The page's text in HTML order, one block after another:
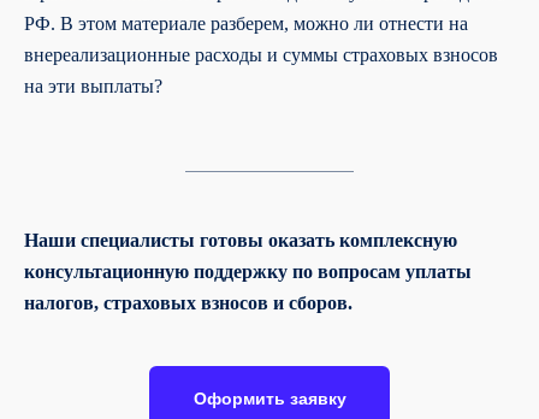
РФ. В этом материале разберем, можно ли отнести на
внереализационные расходы и суммы страховых взносов
на эти выплаты?
Наши специалисты готовы оказать комплексную
консультационную поддержку по вопросам уплаты
налогов, страховых взносов и сборов.
Оформить заявку